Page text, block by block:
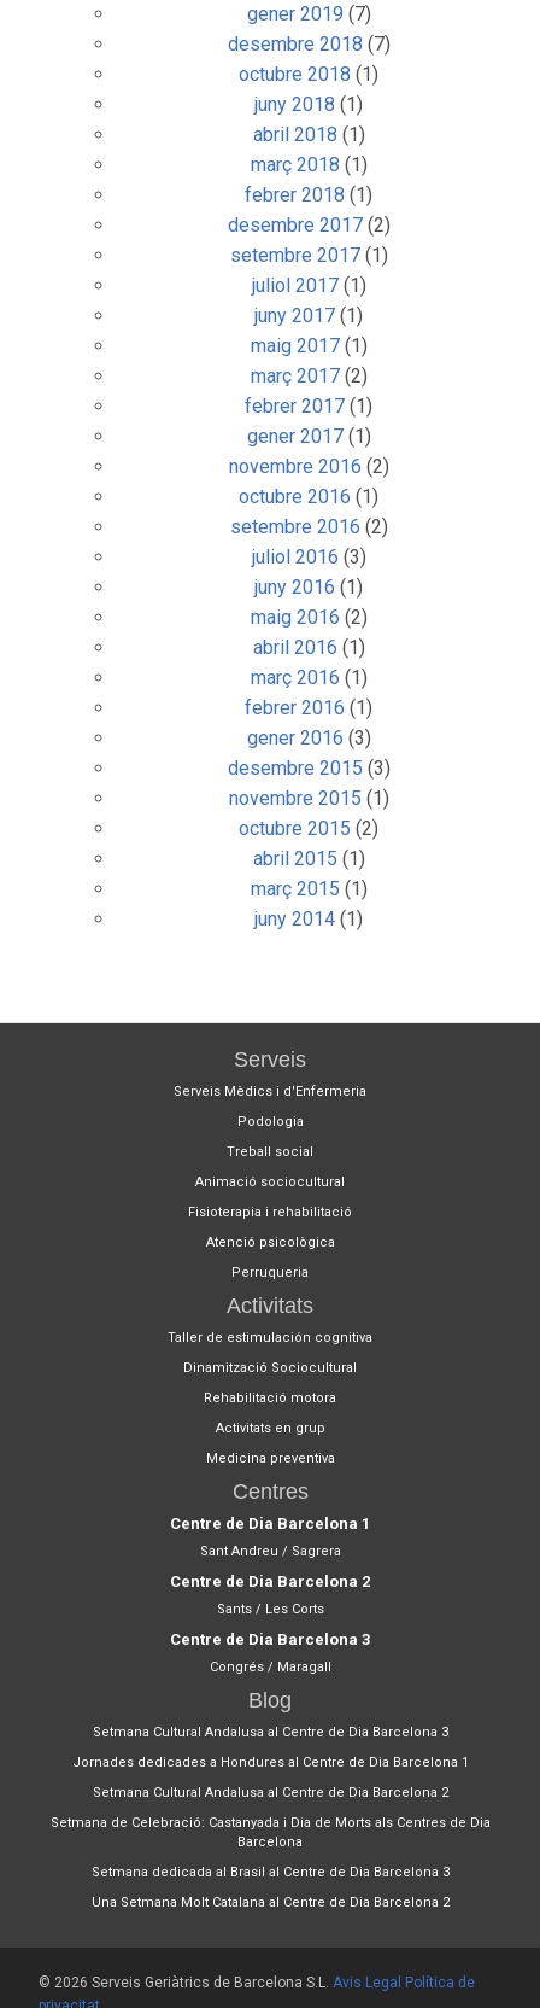
gener 2019 (7)
desembre 2018 (7)
octubre 2018 (1)
juny 2018 (1)
abril 2018 (1)
març 2018 (1)
febrer 2018 (1)
desembre 2017(2)
setembre 2017(1)
juliol 2017(1)
juny 2017 (1)
maig 2017(1)
març 2017(2)
febrer 2017 (1)
gener 2017(1)
novembre 2016 (2)
octubre 2016 (1)
setembre 2016 (2)
juliol 2016 (3)
juny 2016 (1)
maig 2016 (2)
abril 2016 (1)
març 2016 (1)
febrer 2016 (1)
gener 2016 (3)
desembre 2015 (3)
novembre 2015 (1)
octubre 2015 (2)
abril 2015 (1)
març 2015 (1)
juny 2014 (1)
Serveis
Serveis Mèdics i d'Enfermeria
Podologia
Treball social
Animació sociocultural
Fisioterapia i rehabilitació
Atenció psicològica
Perruqueria
Activitats
Taller de estimulación cognitiva
Dinamització Sociocultural
Rehabilitació motora
Activitats en grup
Medicina preventiva
Centres
Centre de Dia Barcelona 1
Sant Andreu / Sagrera
Centre de Dia Barcelona 2
Sants / Les Corts
Centre de Dia Barcelona 3
Congrés / Maragall
Blog
Setmana Cultural Andalusa al Centre de Dia Barcelona 3
Jornades dedicades a Hondures al Centre de Dia Barcelona 1
Setmana Cultural Andalusa al Centre de Dia Barcelona 2
Setmana de Celebració: Castanyada i Dia de Morts als Centres de Dia
Barcelona
Setmana dedicada al Brasil al Centre de Dia Barcelona 3
Una Setmana Molt Catalana al Centre de Dia Barcelona 2
© 2026 Serveis Geriàtrics de Barcelona S.L. Avis Legal
Política de